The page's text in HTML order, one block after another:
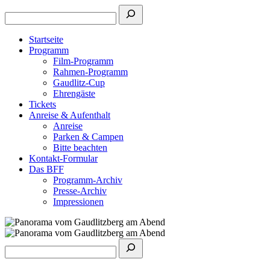
Startseite
Programm
Film-Programm
Rahmen-Programm
Gaudlitz-Cup
Ehrengäste
Tickets
Anreise & Aufenthalt
Anreise
Parken & Campen
Bitte beachten
Kontakt-Formular
Das BFF
Programm-Archiv
Presse-Archiv
Impressionen